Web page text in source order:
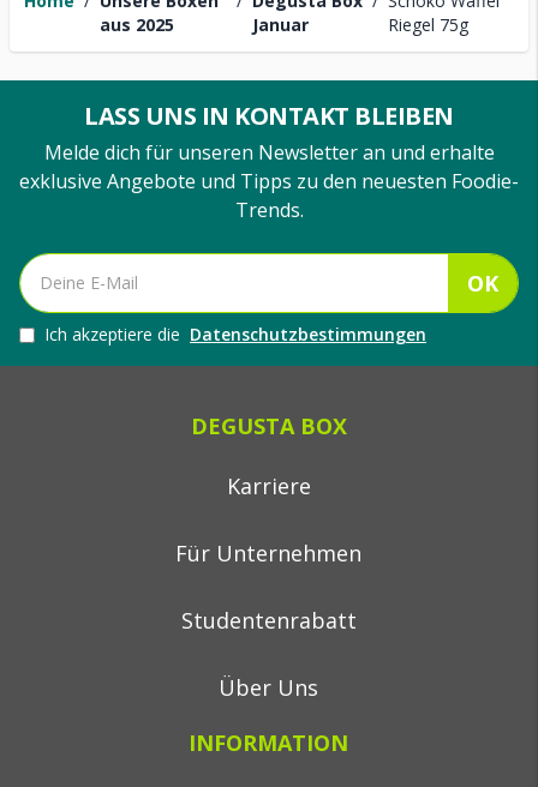
aus 2025
Januar
Riegel 75g
LASS UNS IN KONTAKT BLEIBEN
Melde dich für unseren Newsletter an und erhalte
exklusive Angebote und Tipps zu den neuesten Foodie-
Trends.
OK
Ich akzeptiere die Datenschutzbestimmungen
DEGUSTA BOX
Karriere
Für Unternehmen
Studentenrabatt
Über Uns
INFORMATION